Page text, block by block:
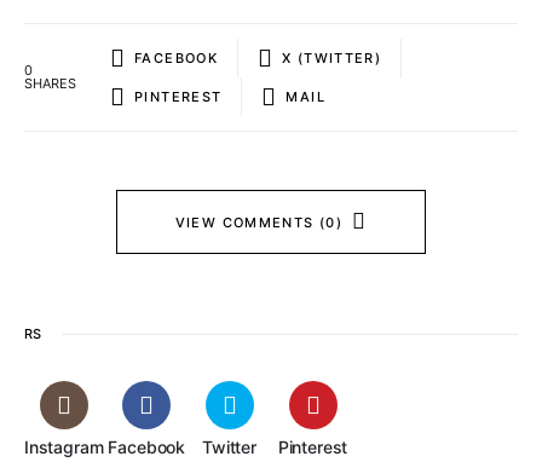
0
SHARES
FACEBOOK X (TWITTER)
PINTEREST MAIL
VIEW COMMENTS (0)
RS
Instagram Facebook Twitter Pinterest